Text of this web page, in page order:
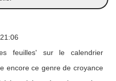
feuilles' sur le calendrier
encore ce genre de croyance